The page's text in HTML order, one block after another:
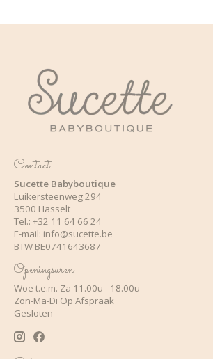
Contact
Sucette Babyboutique
Luikersteenweg 294
3500 Hasselt
Tel.: +32 11 64 66 24
E-mail: info@sucette.be
BTW BE0741643687
Openingsuren
Woe t.e.m. Za 11.00u - 18.00u
Zon-Ma-Di Op Afspraak
Gesloten